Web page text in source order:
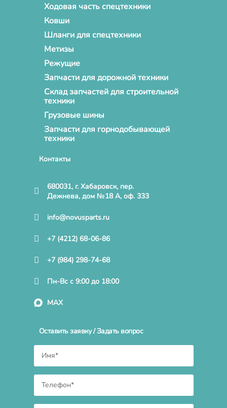
Ходовая часть спецтехники
Ковши
Шланги для спецтехники
Метизы
Режущие
Запчасти для дорожной техники
Склад запчастей для строительной
техники
Грузовые шины
Запчасти для горнодобывающей
техники
Контакты
680031, г. Хабаровск, пер.
Дежнева, дом №18 А, оф. 333
info@novusparts.ru
+7 (4212) 68-06-86
+7 (984) 298-74-68
Пн-Вс с 9:00 до 18:00
MAX
Оставить заявку / Задать вопрос